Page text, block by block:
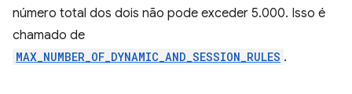
número total dos dois não pode exceder 5.000. Isso é
chamado de
MAX_NUMBER_OF_DYNAMIC_AND_SESSION_RULES .